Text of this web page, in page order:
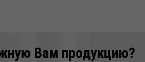
Вам продукцию?